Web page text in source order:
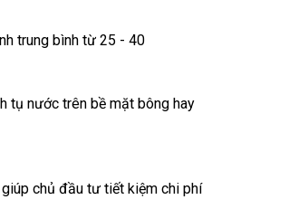
trung bình từ 25 - 40
tụ nước trên bề mặt bông hay
chủ đầu tư tiết kiệm chi phí